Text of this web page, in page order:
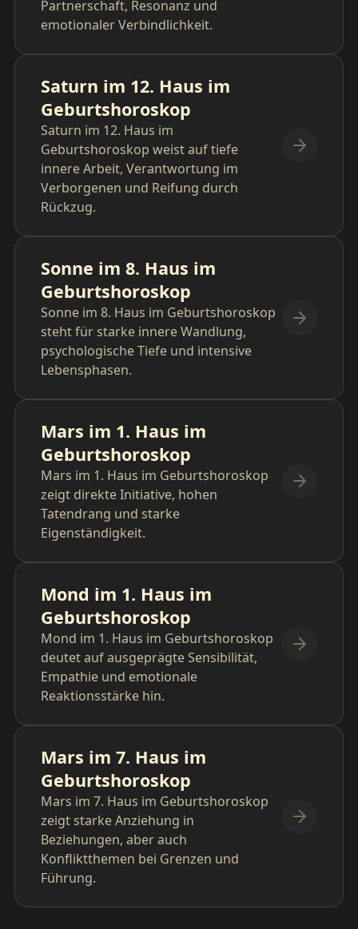
Partnerschaft, Resonanz und
emotionaler Verbindlichkeit.
Saturn im 12. Haus im
Geburtshoroskop
Saturn im 12. Haus im
Geburtshoroskop weist auf tiefe
innere Arbeit, Verantwortung im
Verborgenen und Reifung durch
Rückzug.
Sonne im 8. Haus im
Geburtshoroskop
Sonne im 8. Haus im Geburtshoroskop
steht für starke innere Wandlung,
psychologische Tiefe und intensive
Lebensphasen.
Mars im 1. Haus im
Geburtshoroskop
Mars im 1. Haus im Geburtshoroskop
zeigt direkte Initiative, hohen
Tatendrang und starke
Eigenständigkeit.
Mond im 1. Haus im
Geburtshoroskop
Mond im 1. Haus im Geburtshoroskop
deutet auf ausgeprägte Sensibilität,
Empathie und emotionale
Reaktionsstärke hin.
Mars im 7. Haus im
Geburtshoroskop
Mars im 7. Haus im Geburtshoroskop
zeigt starke Anziehung in
Beziehungen, aber auch
Konfliktthemen bei Grenzen und
Führung.